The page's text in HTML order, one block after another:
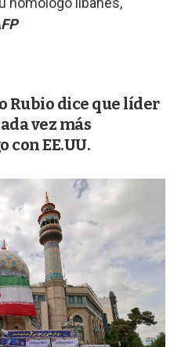
Rubio dice que líder
vez más
EE.UU.